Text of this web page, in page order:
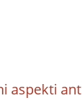
aspekti